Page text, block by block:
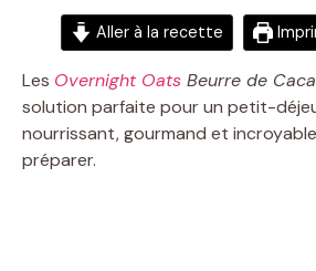
Aller à la recette
Les Overnight Oats Beurre de
solution parfaite pour un petit-
nourrissant, gourmand et
préparer.